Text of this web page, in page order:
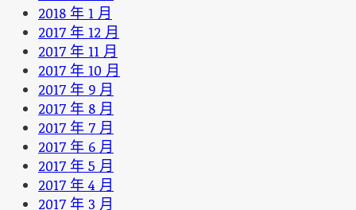
2018 年 1 月
2017 年 12 月
2017 年 11 月
2017 年 10 月
2017 年 9 月
2017 年 8 月
2017 年 7 月
2017 年 6 月
2017 年 5 月
2017 年 4 月
2017 年 3 月